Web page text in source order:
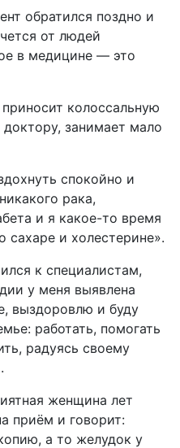
обратился поздно и
от людей
в медицине — это
колоссальную
доктору, занимает мало
спокойно и
рака,
и я какое-то время
сахаре и холестерине».
к специалистам,
у меня выявлена
выздоровлю и буду
работать, помогать
радуясь своему
женщина лет
приём и говорит:
а то желудок у